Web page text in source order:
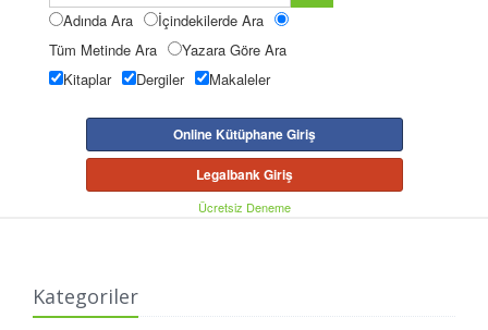
Adında Ara
İçindekilerde Ara
Tüm Metinde Ara
Yazara Göre Ara
Kitaplar
Dergiler Makaleler
Online Kütüphane Giriş
Legalbank Giriş
Ücretsiz Deneme
Kategoriler